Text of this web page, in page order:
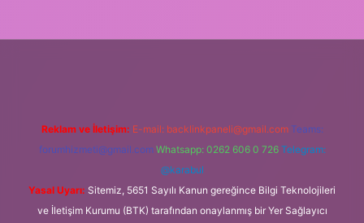
Reklam ve İletişim: E-mail: backlinkpaneli@gmail.com Teams:
forumhizmeti@gmail.com Whatsapp: 0262 606 0 726 Telegram:
@karabul
Yasal Uyarı: Sitemiz, 5651 Sayılı Kanun gereğince Bilgi Teknolojileri
ve İletişim Kurumu (BTK) tarafından onaylanmış bir Yer Sağlayıcı